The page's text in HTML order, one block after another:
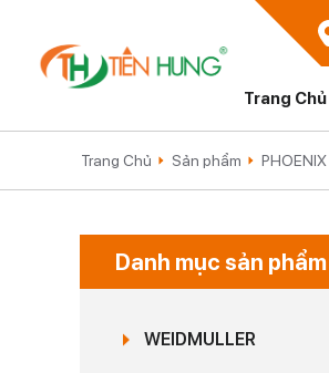
Trang Chủ
Trang Chủ Sản phẩm
Danh mục sản phẩm
WEIDMULLER